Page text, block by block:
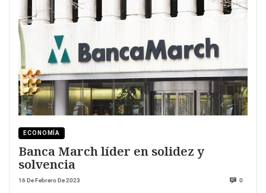
ECONOMÍA
Banca March líder en solidez y
solvencia
16 De Febrero De 2023 0